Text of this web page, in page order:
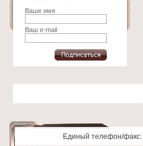
Ваше имя
Ваш e-mail
Единый телефон/факс: